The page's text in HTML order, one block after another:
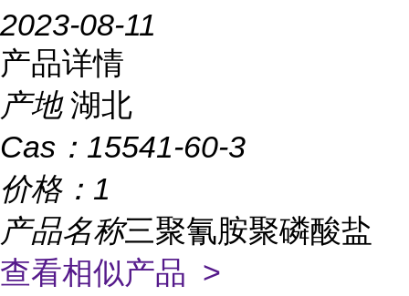
2023-08-11
产品详情
产地 湖北
Cas： 15541-60-3
价格： 1
产品名称三聚氰胺聚磷酸盐
查看相似产品 >